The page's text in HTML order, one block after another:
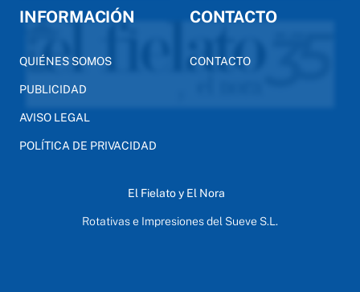
INFORMACIÓN
QUIÉNES SOMOS
PUBLICIDAD
AVISO LEGAL
POLÍTICA DE PRIVACIDAD
CONTACTO
CONTACTO
El Fielato y El Nora
Rotativas e Impresiones del Sueve S.L.